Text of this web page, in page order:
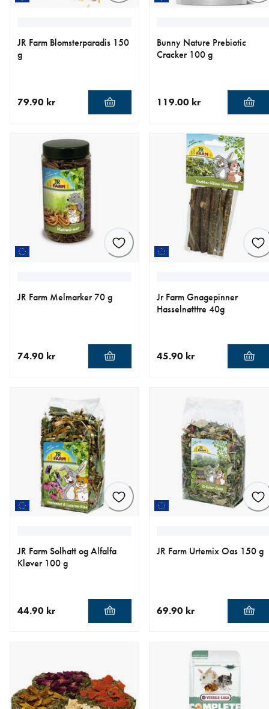
JR Farm Blomsterparadis 150
g
79.90 kr
Bunny Nature Prebiotic
Cracker 100 g
119.00 kr
JR Farm Melmarker 70 g
74.90 kr
Jr Farm Gnagepinner
Hasselnøtttre 40g
45.90 kr
JR Farm Solhatt og Alfalfa
Kløver 100 g
44.90 kr
JR Farm Urtemix Oas 150 g
69.90 kr